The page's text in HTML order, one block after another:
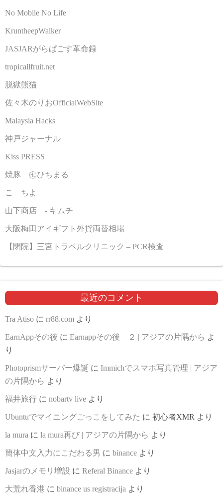
No Mobile No Life
KruntheepWalker
JASJARがらぱごす革命録
tropicallfruit.net
脱獄熊猫
佐々木のりおOfficialWebSite
Malaysia Hacks
神戸ジャーナル
Kiss PRESS
焼豚 ㊆ひちまる
こゝちよ
山下商店 - キムチ
大阪梅田アイギフト外貨両替相場
【閉院】三宮トラベルクリニック – PCR検査
最近のコメント
Tra Atiso に rr88.com より
EarnAppその後 に Earnappその後 ２ | アジアの片隅から よ
り
Photoprismサーバー爆誕 に Immichでスマホ写真管理 | アジア
の片隅から より
福井旅行 に nobartv live より
Ubuntuでマイニングごっこをしてみた に 初心者XMR より
la mura に la mura再び | アジアの片隅から より
簡体中文入力にこだわる男 に binance より
Jasjarのメモリ増設 に Referal Binance より
大荒れ香港 に binance us registracija より